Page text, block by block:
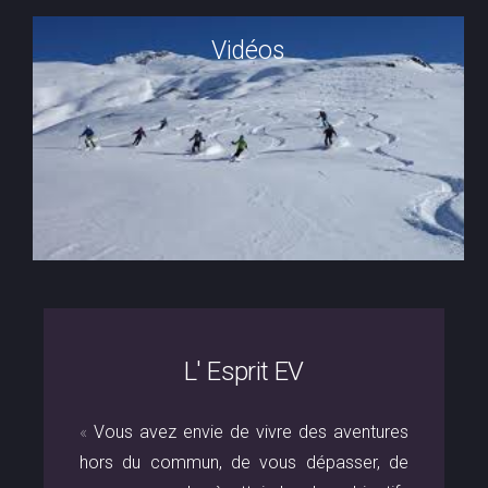
Vidéos
lien vers galerie
L' Esprit EV
« Vous avez envie de vivre des aventures
hors du commun, de vous dépasser, de